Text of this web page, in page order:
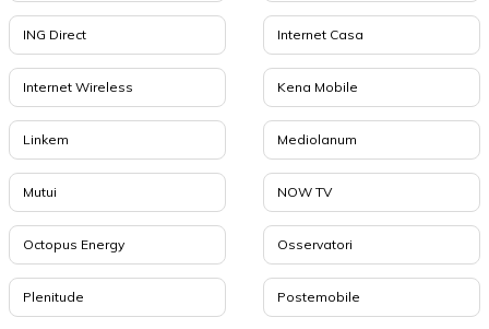
ING Direct Internet Casa
Internet Wireless Kena Mobile
Linkem Mediolanum
Mutui NOW TV
Octopus Energy Osservatori
Plenitude Postemobile